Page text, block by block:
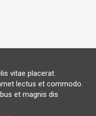
vitae placerat.
lectus et commodo.
et magnis dis